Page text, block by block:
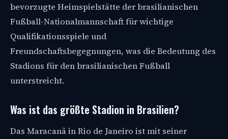
bevorzugte Heimspielstätte der brasilianischen
Fußball-Nationalmannschaft für wichtige
Qualifikationsspiele und
Freundschaftsbegegnungen, was die Bedeutung des
Stadions für den brasilianischen Fußball
unterstreicht.
Was ist das größte Stadion in Brasilien?
Das Maracanã in Rio de Janeiro ist mit seiner